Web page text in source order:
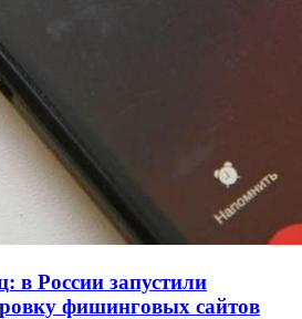
нарастили экспорт:
на 3,6 млн долларов
России запустили
фишинговых сайтов